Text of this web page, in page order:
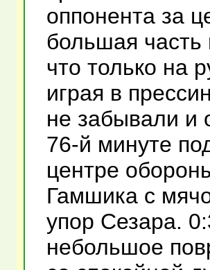
оппонента за
большая часть
что только на
играя в
не забывали и
76-й минуте
центре
Гамшика с
упор Сезара.
небольшое